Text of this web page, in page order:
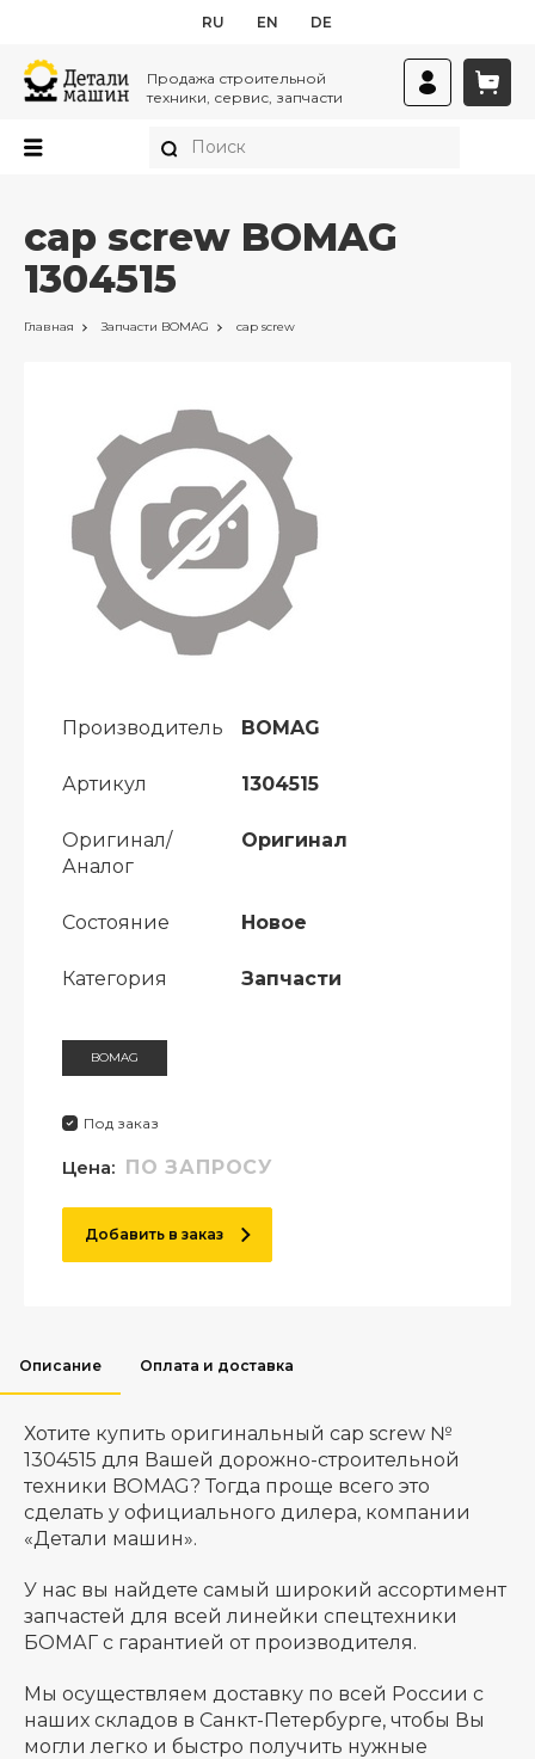
RU EN DE
Продажа строительной
техники, сервис, запчасти
cap screw BOMAG
1304515
Главная Запчасти BOMAG cap screw
Производитель BOMAG
Артикул 1304515
Оригинал/
Аналог
Оригинал
Состояние Новое
Категория Запчасти
BOMAG
Под заказ
Цена: ПО ЗАПРОСУ
Добавить в заказ
Описание Оплата и доставка
Хотите купить оригинальный cap screw №
1304515 для Вашей дорожно-строительной
техники BOMAG? Тогда проще всего это
сделать у официального дилера, компании
«Детали машин».
У нас вы найдете самый широкий ассортимент
запчастей для всей линейки спецтехники
БОМАГ с гарантией от производителя.
Мы осуществляем доставку по всей России с
наших складов в Санкт-Петербурге, чтобы Вы
могли легко и быстро получить нужные